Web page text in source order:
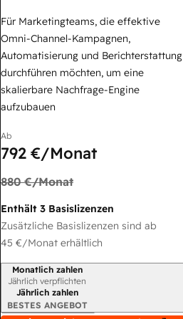
Für Marketingteams, die effektive
Omni-Channel-Kampagnen,
Automatisierung und Berichterstattung
durchführen möchten, um eine
skalierbare Nachfrage-Engine
aufzubauen
Ab
792 €/Monat
880 €/Monat
Enthält 3 Basislizenzen
Zusätzliche Basislizenzen sind ab
45 €/Monat erhältlich
Abrechnungszeitraum
Monatlich zahlen
Jährlich verpflichten
Jährlich zahlen
BESTES ANGEBOT